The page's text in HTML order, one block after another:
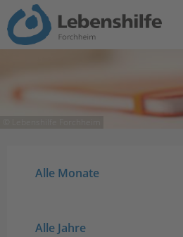
Monate
Alle Monate
Jahre
Alle Jahre